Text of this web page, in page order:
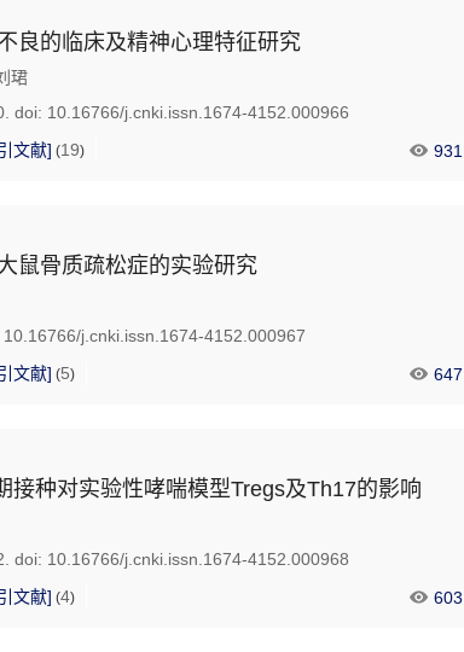
良的临床及精神心理特征研究
珺
doi: 10.16766/j.cnki.issn.1674-4152.000966
文献] (19) 931
鼠骨质疏松症的实验研究
10.16766/j.cnki.issn.1674-4152.000967
文献] (5) 647
接种对实验性哮喘模型Tregs及Th17的影响
doi: 10.16766/j.cnki.issn.1674-4152.000968
文献] (4) 603